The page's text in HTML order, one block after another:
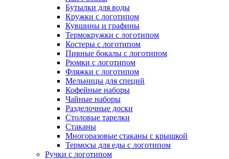
Бутылки для воды
Кружки с логотипом
Кувшины и графины
Термокружки с логотипом
Костеры с логотипом
Пивные бокалы с логотипом
Рюмки с логотипом
Фляжки с логотипом
Мельницы для специй
Кофейные наборы
Чайные наборы
Разделочные доски
Столовые тарелки
Стаканы
Многоразовые стаканы с крышкой
Термосы для еды с логотипом
Ручки с логотипом